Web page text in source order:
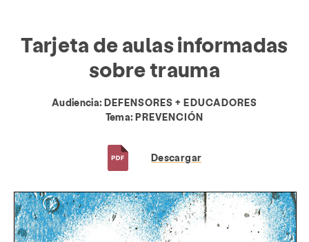
Tarjeta de aulas informadas
sobre trauma
Audiencia: DEFENSORES + EDUCADORES
Tema: PREVENCIÓN
Descargar